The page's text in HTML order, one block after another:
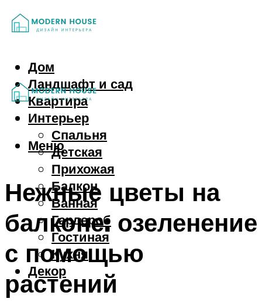
Дом
Ландшафт и сад
Квартира
Интерьер
Спальня
Детская
Прихожая
Балкон
Ванная
Гардероб
Гостиная
Кухня
Декор
Меню
Нежные цветы на
балконе: озеленение
с помощью
растений